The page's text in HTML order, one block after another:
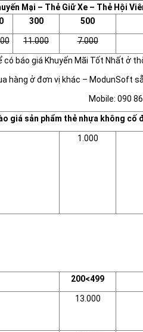
Mại – Thẻ Giữ Xe – Thẻ Hội
300 500
11.000 7.000
báo giá Khuyến Mãi Tốt Nhất ở
hàng ở đơn vị khác – ModunSoft
Mobile: 090
giá sản phẩm thẻ nhựa không
1.000
200<499
13.000